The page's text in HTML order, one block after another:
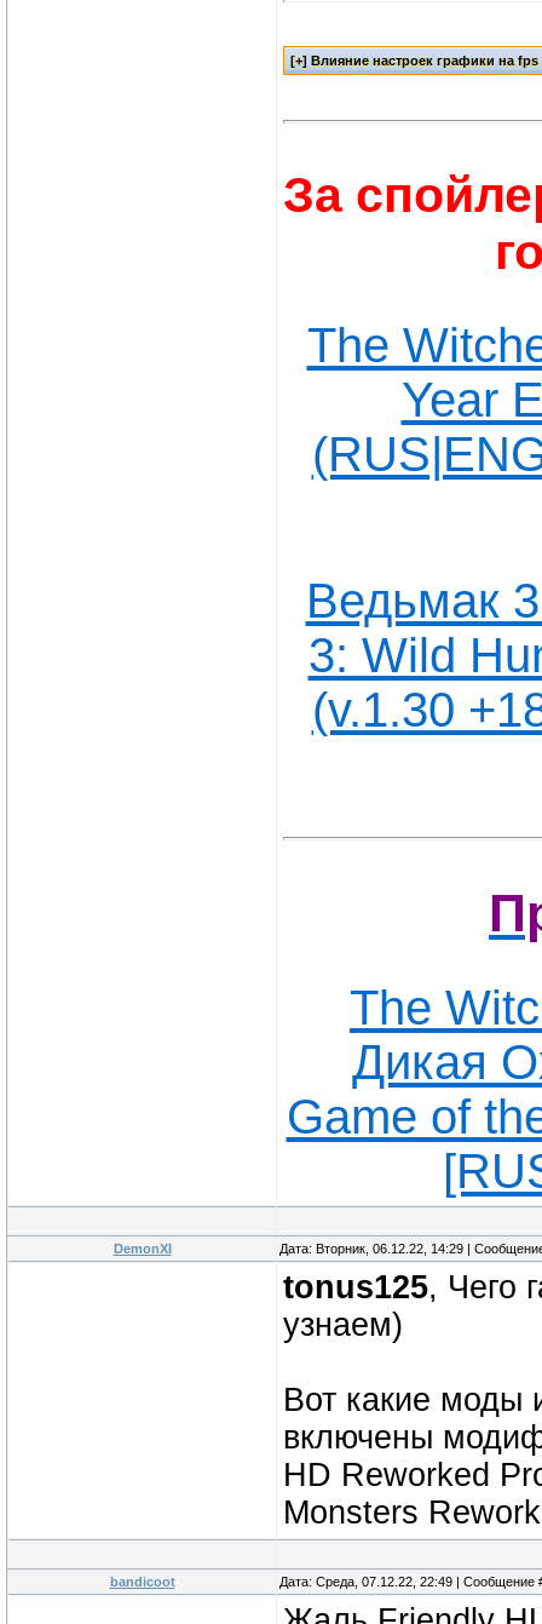
За
The
Year
Ведьмак
3: Wild
(v.1.30
The
Дикая
Game of
DemonXI Дата: Вторник, 06.12.22, 14:29 |
tonus125, Чего
узнаем)
Вот какие моды
включены
HD Reworked
Monsters
bandicoot Дата: Среда, 07.12.22, 22:49 | Сообщение